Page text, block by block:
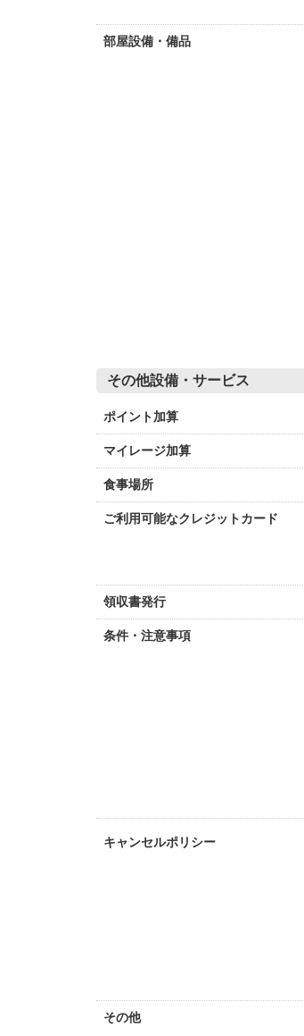
部屋設備・備品
その他設備・サービス
ポイント加算
マイレージ加算
食事場所
ご利用可能なクレジットカード
領収書発行
条件・注意事項
キャンセルポリシー
その他